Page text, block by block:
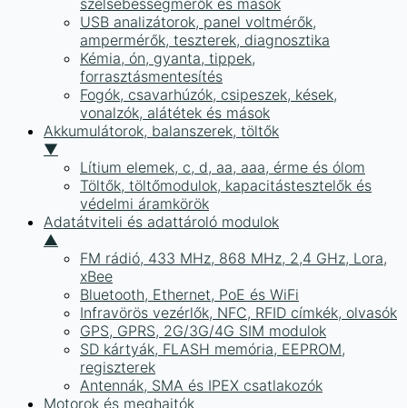
szélsebességmérők és mások
USB analizátorok, panel voltmérők,
ampermérők, teszterek, diagnosztika
Kémia, ón, gyanta, tippek,
forrasztásmentesítés
Fogók, csavarhúzók, csipeszek, kések,
vonalzók, alátétek és mások
Akkumulátorok, balanszerek, töltők
▼
Lítium elemek, c, d, aa, aaa, érme és ólom
Töltők, töltőmodulok, kapacitástesztelők és
védelmi áramkörök
Adatátviteli és adattároló modulok
▲
FM rádió, 433 MHz, 868 MHz, 2,4 GHz, Lora,
xBee
Bluetooth, Ethernet, PoE és WiFi
Infravörös vezérlők, NFC, RFID címkék, olvasók
GPS, GPRS, 2G/3G/4G SIM modulok
SD kártyák, FLASH memória, EEPROM,
regiszterek
Antennák, SMA és IPEX csatlakozók
Motorok és meghajtók